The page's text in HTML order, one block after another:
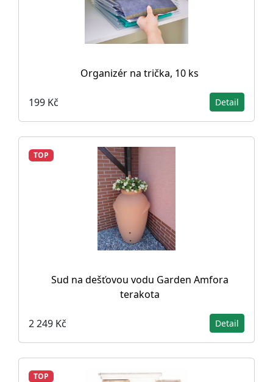
Organizér na trička, 10 ks
199 Kč Detail
TOP
Sud na dešťovou vodu Garden Amfora
terakota
2 249 Kč Detail
TOP